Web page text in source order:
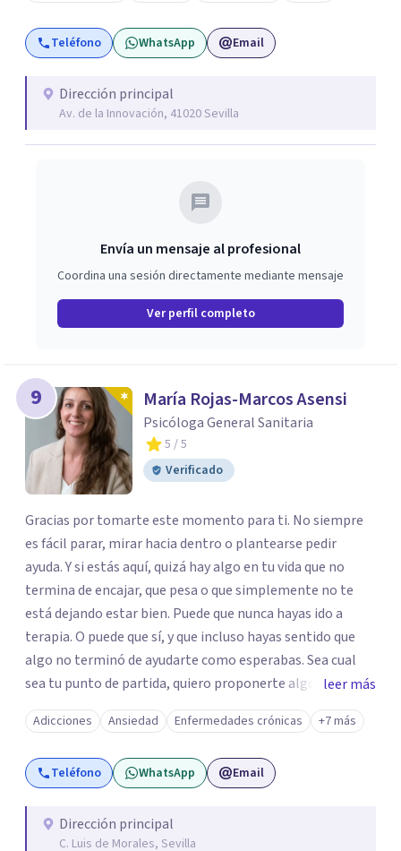
Teléfono WhatsApp Email
Dirección principal
Av. de la Innovación, 41020 Sevilla
Envía un mensaje al profesional
Coordina una sesión directamente mediante mensaje
Ver perfil completo
9 María Rojas-Marcos Asensi
Psicóloga General Sanitaria
5 / 5
Verificado
Gracias por tomarte este momento para ti. No siempre
es fácil parar, mirar hacia dentro o plantearse pedir
ayuda. Y si estás aquí, quizá hay algo en tu vida que no
termina de encajar, que pesa o que simplemente no te
está dejando estar bien. Puede que nunca hayas ido a
terapia. O puede que sí, y que incluso hayas sentido que
algo no terminó de ayudarte como esperabas. Sea cual
sea tu punto de partida, quiero proponerte algo
importante: darte la oportunidad de entender qué te está
pasando y empezar a trabajarlo desde un lugar distinto.
Cuando esto ocurre, muchas personas intentan seguir
adelante como pueden. Se exigen más, intentan
momento en el que entender lo que está pasando se
vuelve imprescindible para poder cambiarlo. Mi trabajo
leer más
Adicciones Ansiedad Enfermedades crónicas +7 más
Teléfono WhatsApp Email
Dirección principal
C. Luis de Morales, Sevilla